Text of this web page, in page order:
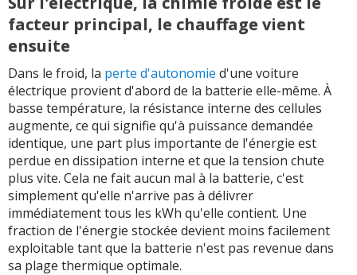
facteur principal, le chauffage vient
ensuite
Dans le froid, la perte d'autonomie d'une voiture
électrique provient d'abord de la batterie elle-même. À
basse température, la résistance interne des cellules
augmente, ce qui signifie qu'à puissance demandée
identique, une part plus importante de l'énergie est
perdue en dissipation interne et que la tension chute
plus vite. Cela ne fait aucun mal à la batterie, c'est
simplement qu'elle n'arrive pas à délivrer
immédiatement tous les kWh qu'elle contient. Une
fraction de l'énergie stockée devient moins facilement
exploitable tant que la batterie n'est pas revenue dans
sa plage thermique optimale.